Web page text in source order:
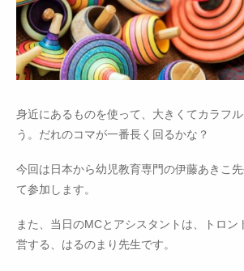
身近にあるものを使って、大きくてカラフ
う。だれのコマが一番長く回るかな？
今回は日本から幼児教育専門の伊藤あきこ
て参加します。
また、当日のMCとアシスタントは、トロン
営する、はるのまり先生です。